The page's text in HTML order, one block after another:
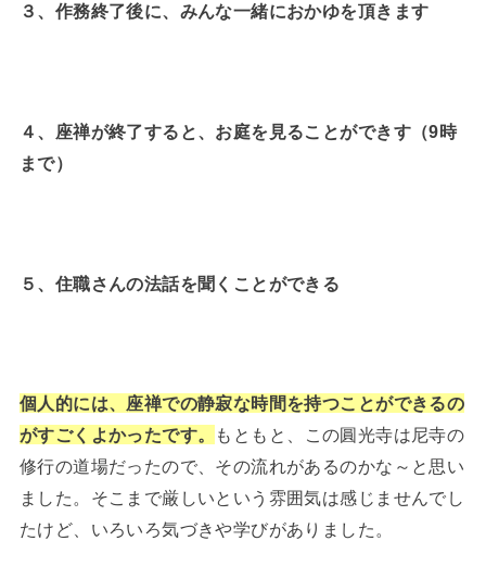
３、作務終了後に、みんな一緒におかゆを頂きます
４、座禅が終了すると、お庭を見ることができす（9時
まで）
５、住職さんの法話を聞くことができる
個人的には、座禅での静寂な時間を持つことができるの
がすごくよかったです。
もともと、この圓光寺は尼寺の
修行の道場だったので、その流れがあるのかな～と思い
ました。そこまで厳しいという雰囲気は感じませんでし
たけど、いろいろ気づきや学びがありました。